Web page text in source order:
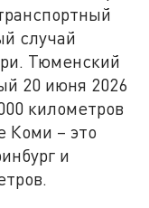
случай
Тюменский
20 июня 2026
километров
Коми – это
и